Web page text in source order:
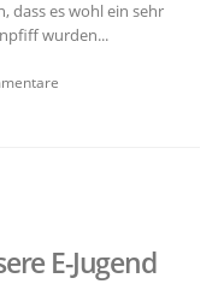
dass es wohl ein sehr
wurden...
E-Jugend